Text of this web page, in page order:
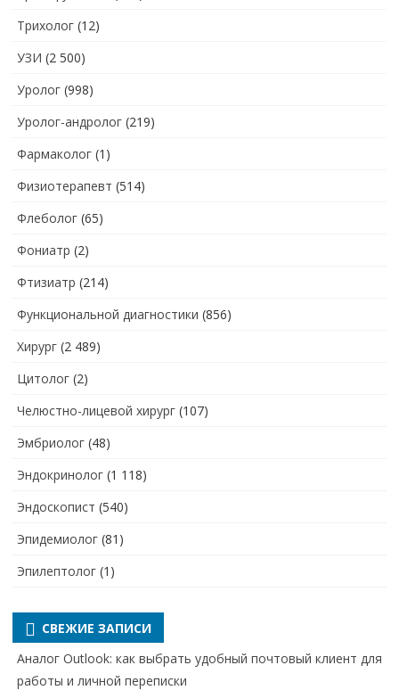
Трихолог (12)
УЗИ (2 500)
Уролог (998)
Уролог-андролог (219)
Фармаколог (1)
Физиотерапевт (514)
Флеболог (65)
Фониатр (2)
Фтизиатр (214)
Функциональной диагностики (856)
Хирург (2 489)
Цитолог (2)
Челюстно-лицевой хирург (107)
Эмбриолог (48)
Эндокринолог (1 118)
Эндоскопист (540)
Эпидемиолог (81)
Эпилептолог (1)
СВЕЖИЕ ЗАПИСИ
Аналог Outlook: как выбрать удобный почтовый клиент для
работы и личной переписки